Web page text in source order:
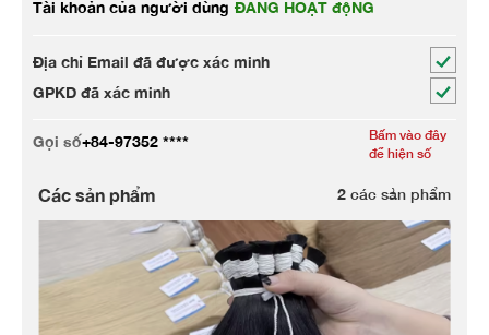
Tài khoản của người dùng ĐANG HOẠT độNG
Địa chỉ Email đã được xác minh
GPKD đã xác minh
Gọi số+84-97352 ****
Bấm vào đây
để hiện số
Các sản phẩm 2 các sản phẩm